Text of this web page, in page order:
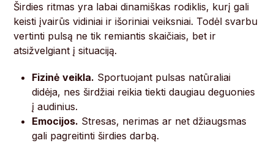
Širdies ritmas yra labai dinamiškas rodiklis, kurį gali
keisti įvairūs vidiniai ir išoriniai veiksniai. Todėl svarbu
vertinti pulsą ne tik remiantis skaičiais, bet ir
atsižvelgiant į situaciją.
Fizinė veikla. Sportuojant pulsas natūraliai
didėja, nes širdžiai reikia tiekti daugiau deguonies
į audinius.
Emocijos. Stresas, nerimas ar net džiaugsmas
gali pagreitinti širdies darbą.